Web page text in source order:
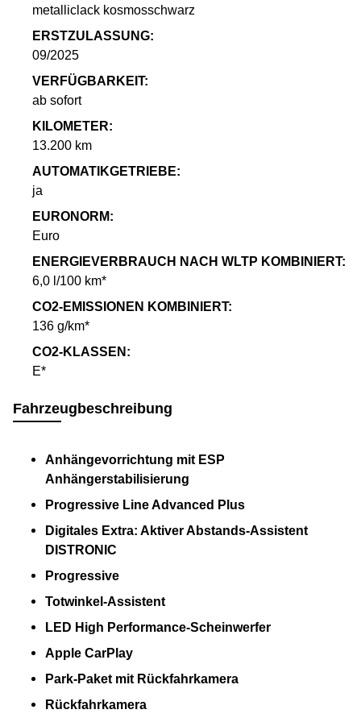
metalliclack kosmosschwarz
ERSTZULASSUNG:
09/2025
VERFÜGBARKEIT:
ab sofort
KILOMETER:
13.200 km
AUTOMATIKGETRIEBE:
ja
EURONORM:
Euro
ENERGIEVERBRAUCH NACH WLTP KOMBINIERT:
6,0 l/100 km*
CO2-EMISSIONEN KOMBINIERT:
136 g/km*
CO2-KLASSEN:
E*
Fahrzeugbeschreibung
Anhängevorrichtung mit ESP
Anhängerstabilisierung
Progressive Line Advanced Plus
Digitales Extra: Aktiver Abstands-Assistent
DISTRONIC
Progressive
Totwinkel-Assistent
LED High Performance-Scheinwerfer
Apple CarPlay
Park-Paket mit Rückfahrkamera
Rückfahrkamera